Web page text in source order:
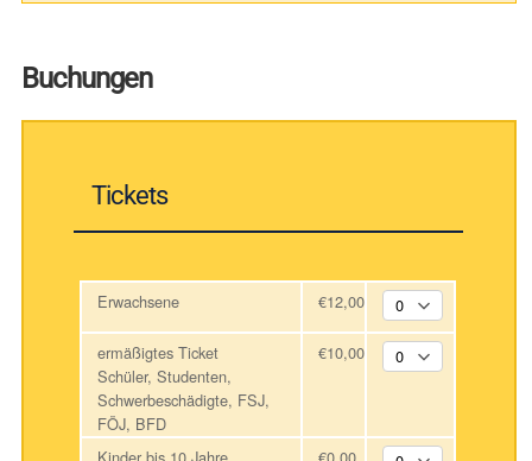
Buchungen
Tickets
Erwachsene €12,00
ermäßigtes Ticket
Schüler, Studenten,
Schwerbeschädigte, FSJ,
FÖJ, BFD
€10,00